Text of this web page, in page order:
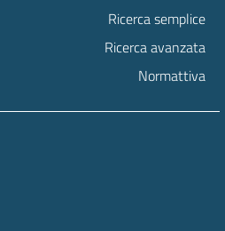
Ricerca semplice
Ricerca avanzata
Normattiva